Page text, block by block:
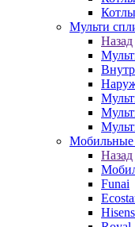
Мульти
Назад
Мобильные
Назад
Funai